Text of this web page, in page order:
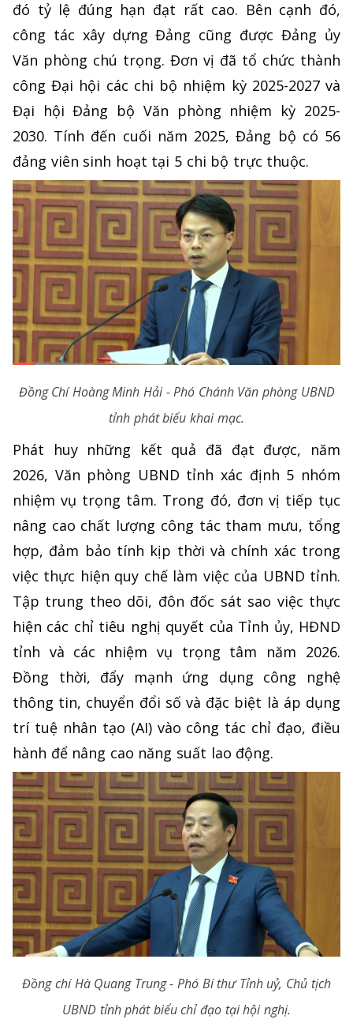
đó tỷ lệ đúng hạn đạt rất cao. Bên cạnh đó,
công tác xây dựng Đảng cũng được Đảng ủy
Văn phòng chú trọng. Đơn vị đã tổ chức thành
công Đại hội các chi bộ nhiệm kỳ 2025-2027 và
Đại hội Đảng bộ Văn phòng nhiệm kỳ 2025-
2030. Tính đến cuối năm 2025, Đảng bộ có 56
đảng viên sinh hoạt tại 5 chi bộ trực thuộc.
Đồng Chí Hoàng Minh Hải - Phó Chánh Văn phòng UBND
tỉnh phát biểu khai mạc.
Phát huy những kết quả đã đạt được, năm
2026, Văn phòng UBND tỉnh xác định 5 nhóm
nhiệm vụ trọng tâm. Trong đó, đơn vị tiếp tục
nâng cao chất lượng công tác tham mưu, tổng
hợp, đảm bảo tính kịp thời và chính xác trong
việc thực hiện quy chế làm việc của UBND tỉnh.
Tập trung theo dõi, đôn đốc sát sao việc thực
hiện các chỉ tiêu nghị quyết của Tỉnh ủy, HĐND
tỉnh và các nhiệm vụ trọng tâm năm 2026.
Đồng thời, đẩy mạnh ứng dụng công nghệ
thông tin, chuyển đổi số và đặc biệt là áp dụng
trí tuệ nhân tạo (AI) vào công tác chỉ đạo, điều
hành để nâng cao năng suất lao động.
Đồng chí Hà Quang Trung - Phó Bí thư Tỉnh uỷ, Chủ tịch
UBND tỉnh phát biểu chỉ đạo tại hội nghị.